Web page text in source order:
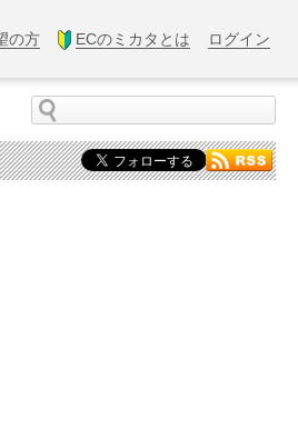
の方 ECのミカタとは ログイン